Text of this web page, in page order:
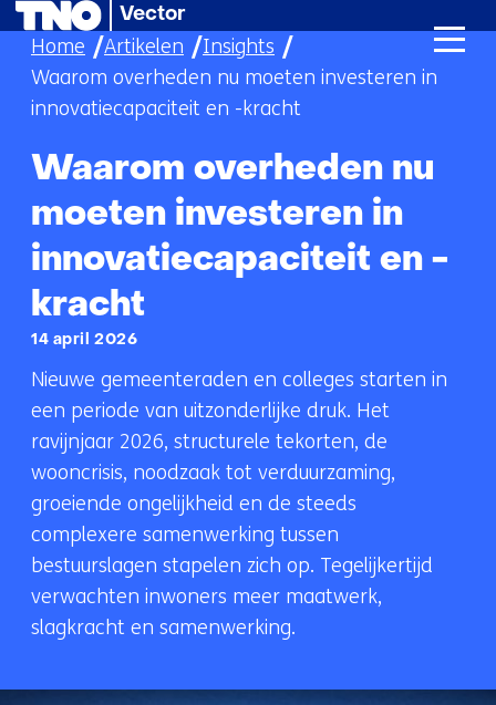
Ga
naar
Vector
Home
Artikelen
Insights
Waarom overheden nu moeten investeren in
innovatiecapaciteit en -kracht
Waarom overheden nu
moeten investeren in
innovatiecapaciteit en -
kracht
14 april 2026
Nieuwe gemeenteraden en colleges starten in
een periode van uitzonderlijke druk. Het
ravijnjaar 2026, structurele tekorten, de
wooncrisis, noodzaak tot verduurzaming,
groeiende ongelijkheid en de steeds
complexere samenwerking tussen
bestuurslagen stapelen zich op. Tegelijkertijd
verwachten inwoners meer maatwerk,
slagkracht en samenwerking.